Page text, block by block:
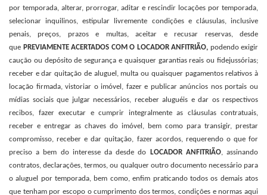
por temporada, alterar, prorrogar, aditar e rescindir locações por temporada,
selecionar inquilinos, estipular livremente condições e cláusulas, inclusive
penais, preços, prazos e multas, aceitar e recusar reservas, desde
que PREVIAMENTE ACERTADOS COM O LOCADOR ANFITRIÃO, podendo exigir
caução ou depósito de segurança e quaisquer garantias reais ou fidejussórias;
receber e dar quitação de aluguel, multa ou quaisquer pagamentos relativos à
locação firmada, vistoriar o imóvel, fazer e publicar anúncios nos portais ou
mídias sociais que julgar necessários, receber aluguéis e dar os respectivos
recibos, fazer executar e cumprir integralmente as cláusulas contratuais,
receber e entregar as chaves do imóvel, bem como para transigir, prestar
compromisso, receber e dar quitação, fazer acordos, requerendo o que for
preciso a bem do interesse da desde do LOCADOR ANFITRIÃO, assinando
contratos, declarações, termos, ou qualquer outro documento necessário para
o aluguel por temporada, bem como, enfim praticando todos os demais atos
que tenham por escopo o cumprimento dos termos, condições e normas aqui